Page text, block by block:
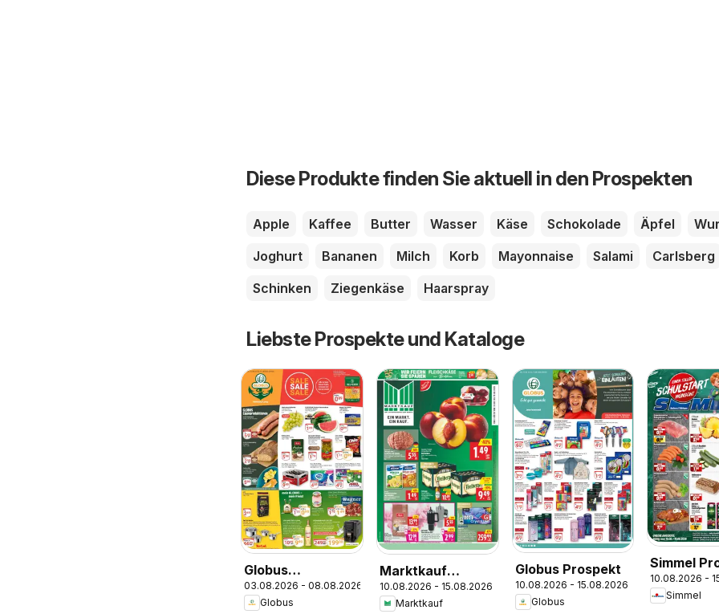
Diese Produkte finden Sie aktuell in den Prospekten
Apple Kaffee Butter Wasser Käse Schokolade Äpfel
Joghurt
Bananen Milch Korb Mayonnaise Salami
Carlsberg
Schinken
Ziegenkäse Haarspray
Liebste Prospekte und Kataloge
Globus
Wochenangebote
03.08.2026 - 08.08.2026
Globus
Marktkauf
Prospekt
10.08.2026 - 15.08.2026
Marktkauf
Globus Prospekt
10.08.2026 - 15.08.2026
Globus
Simmel
10.08.2026 -
Simmel